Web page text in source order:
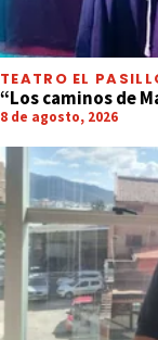
TEATRO EL
“Los caminos de
8 de agosto, 2026